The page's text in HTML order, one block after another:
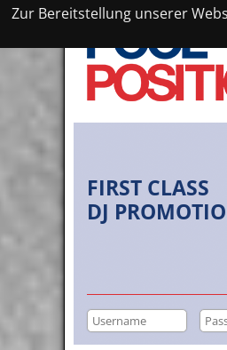
Zur Bereitstellung unserer
FIRST CLASS
DJ